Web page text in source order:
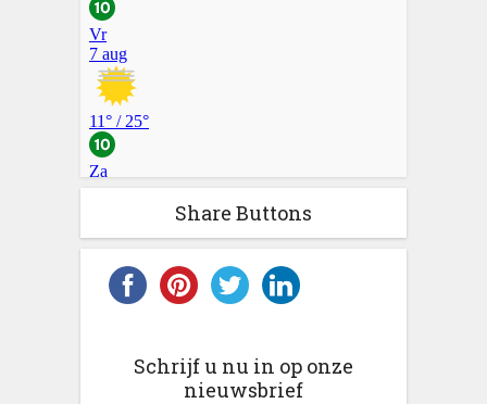
Share Buttons
Schrijf u nu in op onze
nieuwsbrief